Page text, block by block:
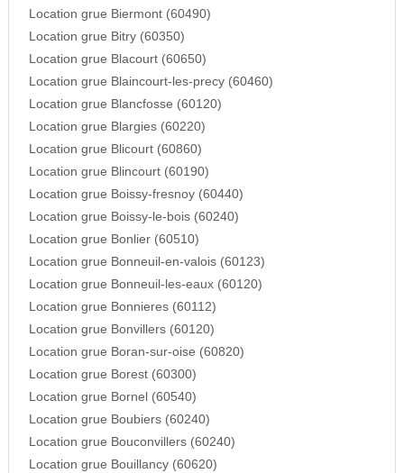
Location grue Biermont (60490)
Location grue Bitry (60350)
Location grue Blacourt (60650)
Location grue Blaincourt-les-precy (60460)
Location grue Blancfosse (60120)
Location grue Blargies (60220)
Location grue Blicourt (60860)
Location grue Blincourt (60190)
Location grue Boissy-fresnoy (60440)
Location grue Boissy-le-bois (60240)
Location grue Bonlier (60510)
Location grue Bonneuil-en-valois (60123)
Location grue Bonneuil-les-eaux (60120)
Location grue Bonnieres (60112)
Location grue Bonvillers (60120)
Location grue Boran-sur-oise (60820)
Location grue Borest (60300)
Location grue Bornel (60540)
Location grue Boubiers (60240)
Location grue Bouconvillers (60240)
Location grue Bouillancy (60620)